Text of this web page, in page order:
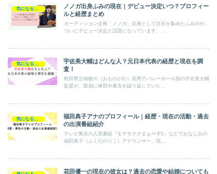
ノノガ出身ふみの現在｜デビュー決定いつ？プロフィー
ルと経歴まとめ
オーディション企画「ノノガ」出身として注目を集めたふみのが、
ついにデビュー決定と話題になっています。...
宇佐美大輔はどんな人？元日本代表の経歴と現在を調
査！
秋田県立雄物川（おものがわ）高男子バレーボール部の宇佐美大輔
監督が、部員に体罰や暴言を繰り返していた...
福田典子アナのプロフィール｜経歴・現在の活動・過去
の出演番組紹介
テレビ東京の人気番組『モヤモヤさまぁ〜ず2』などでおなじみの
福田典子（ふくだのりこ）アナウンサー。現...
花田優一の現在の彼女は？過去の恋愛や結婚についても